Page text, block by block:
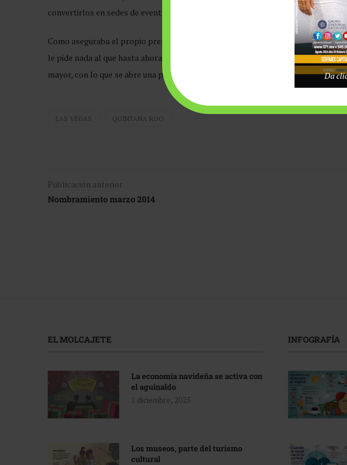
convertirlos en sedes de eventos y encuentros mundiales en la especialidad.
Como aseguraba el propio presidente del Consejo Mundial de Boxeo (CMB),
le pide nada al que hasta ahora domina la escena y, por el contrario, la oferta
mayor, con lo que se abre una puerta para sumar un nuevo segmento del
LAS VEGAS QUINTANA ROO
Publicación anterior
Nombramiento marzo 2014
EL MOLCAJETE
La economía navideña se activa con
el aguinaldo
1 diciembre, 2025
Los museos, parte del turismo
cultural
INFOGRAFÍA
Da